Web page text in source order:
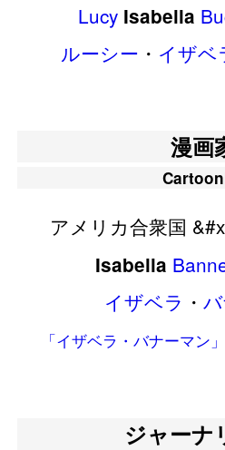
Lucy Isabella
ルーシー ・ イザベ
漫画
アメリカ合衆国
Isabella
イザベラ ・
「イザベラ・バナーマン
ジャーナ